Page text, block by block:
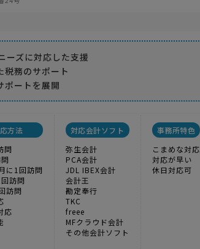
ーズに対応した支援
税務のサポート
ポートを展開
方法
問
に1回訪問
訪問
訪問
応
対応会計ソフト
弥生会計
PCA会計
JDL IBEX会計
会計王
勘定奉行
TKC
freee
MFクラウド会計
その他会計ソフト
事務所特色
こまめな対応
対応が早い
休日対応可